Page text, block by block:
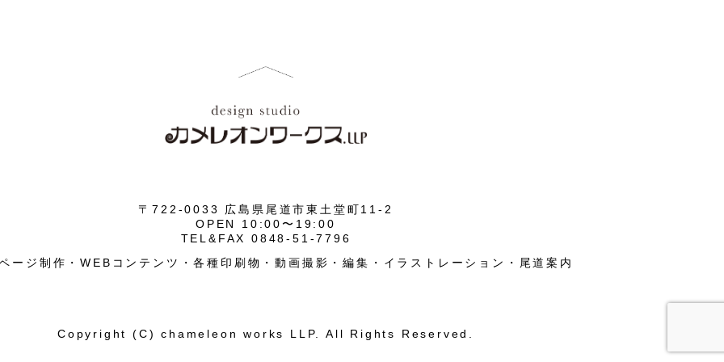
〒722-0033 広島県尾道市東土堂町11-2
OPEN 10:00〜19:00
TEL&FAX 0848-51-7796
ージ制作・WEBコンテンツ・各種印刷物・動画撮影・編集・イラストレーション・尾道案内
Copyright (C) chameleon works LLP. All Rights Reserved.